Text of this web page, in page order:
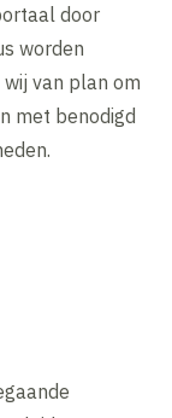
door
worden
van plan om
met benodigd